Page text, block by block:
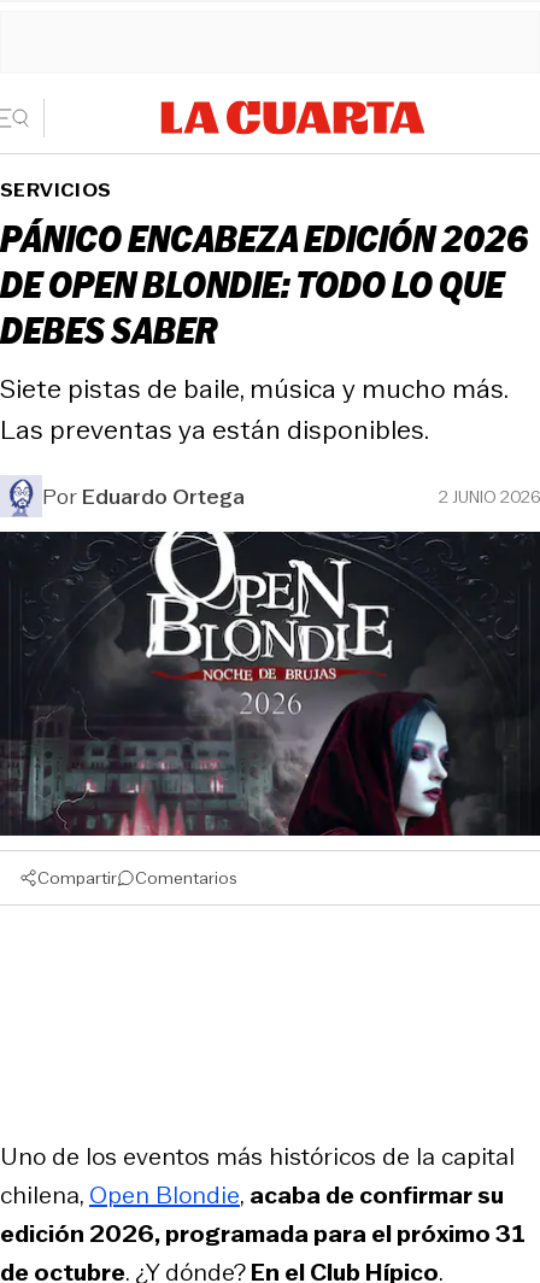
SERVICIOS
PÁNICO ENCABEZA EDICIÓN 2026
DE OPEN BLONDIE: TODO LO QUE
DEBES SABER
Siete pistas de baile, música y mucho más.
Las preventas ya están disponibles.
PorEduardo Ortega 2 JUNIO 2026
Compartir Comentarios
Uno de los eventos más históricos de la capital
chilena, Open Blondie, acaba de confirmar su
edición 2026, programada para el próximo 31
de octubre. ¿Y dónde?En el Club Hípico.